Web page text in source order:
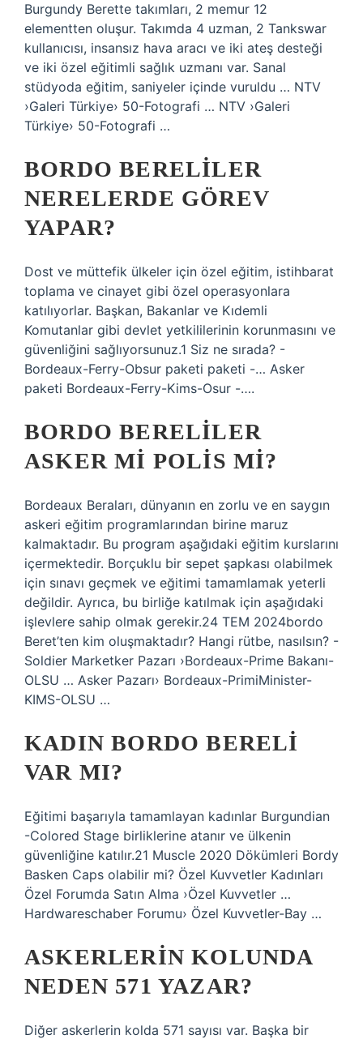
Burgundy Berette takımları, 2 memur 12
elementten oluşur. Takımda 4 uzman, 2 Tankswar
kullanıcısı, insansız hava aracı ve iki ateş desteği
ve iki özel eğitimli sağlık uzmanı var. Sanal
stüdyoda eğitim, saniyeler içinde vuruldu … NTV
›Galeri Türkiye› 50-Fotografi … NTV ›Galeri
Türkiye› 50-Fotografi …
BORDO BERELILER
NERELERDE GÖREV
YAPAR?
Dost ve müttefik ülkeler için özel eğitim, istihbarat
toplama ve cinayet gibi özel operasyonlara
katılıyorlar. Başkan, Bakanlar ve Kıdemli
Komutanlar gibi devlet yetkililerinin korunmasını ve
güvenliğini sağlıyorsunuz.1 Siz ne sırada? -
Bordeaux-Ferry-Obsur paketi paketi -… Asker
paketi Bordeaux-Ferry-Kims-Osur -….
BORDO BERELILER
ASKER MI POLIS MI?
Bordeaux Beraları, dünyanın en zorlu ve en saygın
askeri eğitim programlarından birine maruz
kalmaktadır. Bu program aşağıdaki eğitim kurslarını
içermektedir. Borçuklu bir sepet şapkası olabilmek
için sınavı geçmek ve eğitimi tamamlamak yeterli
değildir. Ayrıca, bu birliğe katılmak için aşağıdaki
işlevlere sahip olmak gerekir.24 TEM 2024bordo
Beret’ten kim oluşmaktadır? Hangi rütbe, nasılsın? -
Soldier Marketker Pazarı ›Bordeaux-Prime Bakanı-
OLSU … Asker Pazarı› Bordeaux-PrimiMinister-
KIMS-OLSU …
KADIN BORDO BERELI
VAR MI?
Eğitimi başarıyla tamamlayan kadınlar Burgundian
-Colored Stage birliklerine atanır ve ülkenin
güvenliğine katılır.21 Muscle 2020 Dökümleri Bordy
Basken Caps olabilir mi? Özel Kuvvetler Kadınları
Özel Forumda Satın Alma ›Özel Kuvvetler …
Hardwareschaber Forumu› Özel Kuvvetler-Bay …
ASKERLERIN KOLUNDA
NEDEN 571 YAZAR?
Diğer askerlerin kolda 571 sayısı var. Başka bir